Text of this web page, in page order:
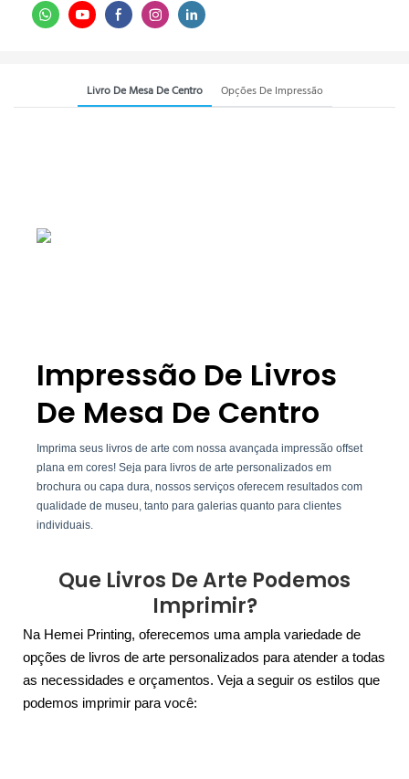
Livro De Mesa De Centro Opções De Impressão
Impressão De Livros
De Mesa De Centro
Imprima seus livros de arte com nossa avançada impressão offset
plana em cores! Seja para livros de arte personalizados em
brochura ou capa dura, nossos serviços oferecem resultados com
qualidade de museu, tanto para galerias quanto para clientes
individuais.
Que Livros De Arte Podemos
Imprimir?
Na Hemei Printing, oferecemos uma ampla variedade de
opções de livros de arte personalizados para atender a todas
as necessidades e orçamentos. Veja a seguir os estilos que
podemos imprimir para você: